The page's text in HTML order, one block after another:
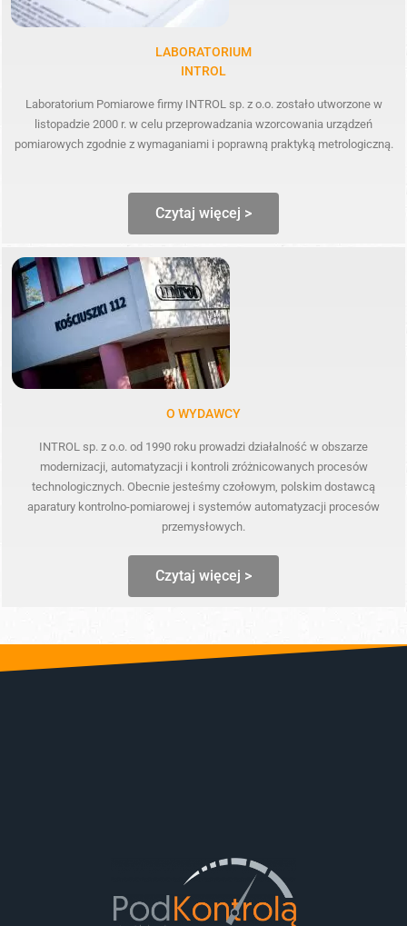
LABORATORIUM
INTROL
Laboratorium Pomiarowe firmy INTROL sp. z o.o. zostało utworzone w
listopadzie 2000 r. w celu przeprowadzania wzorcowania urządzeń
pomiarowych zgodnie z wymaganiami i poprawną praktyką metrologiczną.
Czytaj więcej >
O WYDAWCY
INTROL sp. z o.o. od 1990 roku prowadzi działalność w obszarze
modernizacji, automatyzacji i kontroli zróżnicowanych procesów
technologicznych. Obecnie jesteśmy czołowym, polskim dostawcą
aparatury kontrolno-pomiarowej i systemów automatyzacji procesów
przemysłowych.
Czytaj więcej >